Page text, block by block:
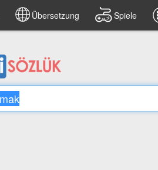
Übersetzung Spiele